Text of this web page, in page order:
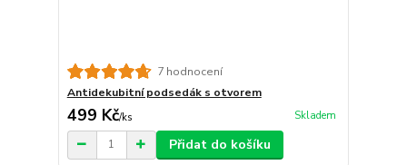
7 hodnocení
Antidekubitní podsedák s otvorem
499 Kč/ks Skladem
Přidat do košíku